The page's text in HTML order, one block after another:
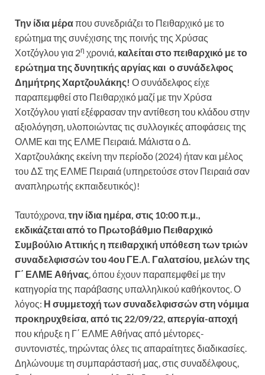
Την ίδια μέραπου συνεδριάζει το Πειθαρχικό με το
ερώτημα της συνέχισης της ποινής της Χρύσας
Χοτζόγλου για 2η χρονιά, καλείται στο πειθαρχικό με το
ερώτημα της δυνητικής αργίας και ο συνάδελφος
Δημήτρης Χαρτζουλάκης! Ο συνάδελφος είχε
παραπεμφθεί στο Πειθαρχικό μαζί με την Χρύσα
Χοτζόγλου γιατί εξέφρασαν την αντίθεση του κλάδου στην
αξιολόγηση, υλοποιώντας τις συλλογικές αποφάσεις της
ΟΛΜΕ και της ΕΛΜΕ Πειραιά. Μάλιστα ο Δ.
Χαρτζουλάκης εκείνη την περίοδο (2024) ήταν και μέλος
του ΔΣ της ΕΛΜΕ Πειραιά (υπηρετούσε στον Πειραιά σαν
αναπληρωτής εκπαιδευτικός)!
Ταυτόχρονα, την ίδια ημέρα, στις 10:00 π.μ.,
εκδικάζεται από το Πρωτοβάθμιο Πειθαρχικό
Συμβούλιο Αττικής η πειθαρχική υπόθεση των τριών
συναδελφισσών του 4ου ΓΕ.Λ. Γαλατσίου, μελών της
Γ΄ ΕΛΜΕ Αθήνας , όπου έχουν παραπεμφθεί με την
κατηγορία της παράβασης υπαλληλικού καθήκοντος. Ο
λόγος: Η συμμετοχή των συναδελφισσών στη νόμιμα
προκηρυχθείσα, από τις 22/09/22, απεργία-αποχή
που κήρυξε η Γ΄ ΕΛΜΕ Αθήνας από μέντορες-
συντονιστές, τηρώντας όλες τις απαραίτητες διαδικασίες.
Δηλώνουμε τη συμπαράστασή μας, στις συναδέλφους,